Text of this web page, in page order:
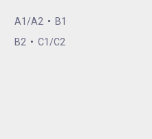
A1/A2 • B1
B2 • C1/C2